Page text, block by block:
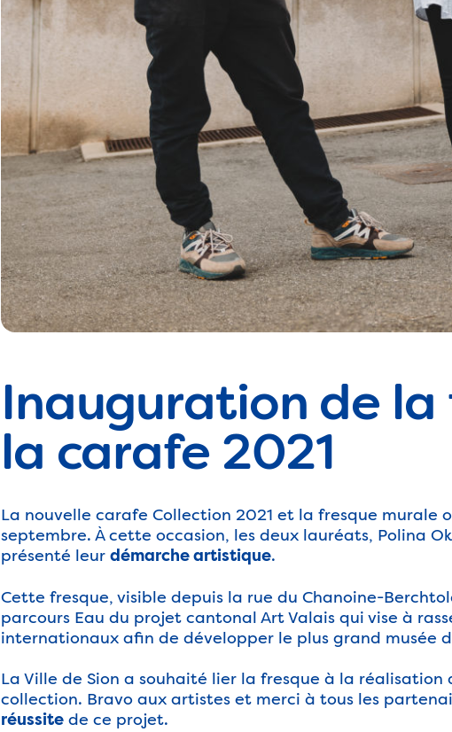
Inauguration de
la carafe 2021
La nouvelle carafe Collection 2021 et la fresque murale
septembre. À cette occasion, les deux lauréats, Polina
présenté leur démarche artistique.
Cette fresque, visible depuis la rue du Chanoine-
parcours Eau du projet cantonal Art Valais qui vise à
internationaux afin de développer le plus grand musée
La Ville de Sion a souhaité lier la fresque à la
collection. Bravo aux artistes et merci à tous les
réussite de ce projet.